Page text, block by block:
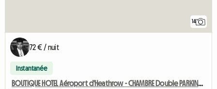
14
72 € / nuit
Instantanée
BOUTIQUE HOTEL Aéroport d'Heathrow - CHAMBRE Double PARKING GRATUIT